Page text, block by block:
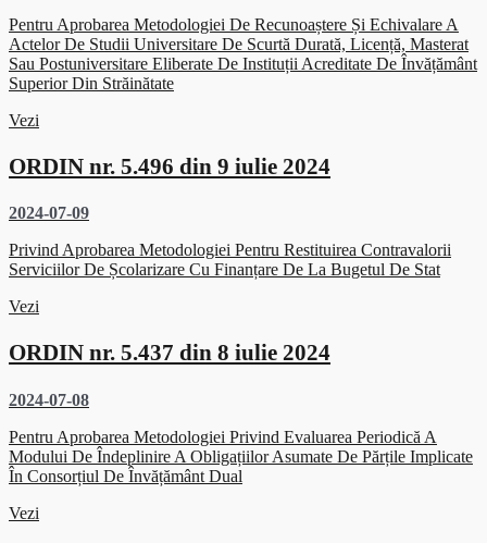
Pentru Aprobarea Metodologiei De Recunoaștere Și Echivalare A
Actelor De Studii Universitare De Scurtă Durată, Licență, Masterat
Sau Postuniversitare Eliberate De Instituții Acreditate De Învățământ
Superior Din Străinătate
Vezi
ORDIN nr. 5.496 din 9 iulie 2024
2024-07-09
Privind Aprobarea Metodologiei Pentru Restituirea Contravalorii
Serviciilor De Școlarizare Cu Finanțare De La Bugetul De Stat
Vezi
ORDIN nr. 5.437 din 8 iulie 2024
2024-07-08
Pentru Aprobarea Metodologiei Privind Evaluarea Periodică A
Modului De Îndeplinire A Obligațiilor Asumate De Părțile Implicate
În Consorțiul De Învățământ Dual
Vezi